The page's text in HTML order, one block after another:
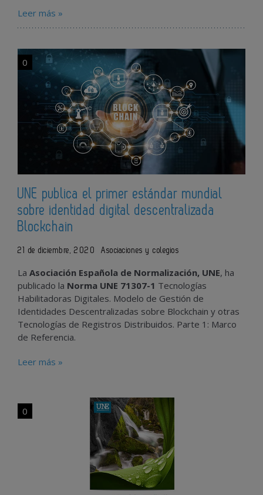
Leer más »
0
UNE publica el primer estándar mundial
sobre identidad digital descentralizada
Blockchain
21 de diciembre, 2020 Asociaciones y colegios
La Asociación Española de Normalización, UNE, ha
publicado la Norma UNE 71307-1 Tecnologías
Habilitadoras Digitales. Modelo de Gestión de
Identidades Descentralizadas sobre Blockchain y otras
Tecnologías de Registros Distribuidos. Parte 1: Marco
de Referencia.
Leer más »
0